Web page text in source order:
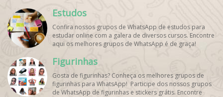
Estudos
Confira nossos grupos de WhatsApp de estudos para
estudar online com a galera de diversos cursos. Encontre
aqui os melhores grupos de WhatsApp é de graça!
Figurinhas
Gosta de figurinhas? Conheça os melhores grupos de
figurinhas para WhatsApp! Participe dos nossos grupos
de WhatsApp de figurinhas e stickers grátis. Encontre